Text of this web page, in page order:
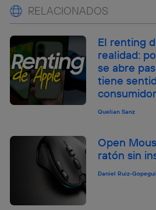
RELACIONADOS
El renting
realidad:
se abre
tiene
Quelian Sanz
Open
ratón sin
Daniel Ruiz-Gopegui